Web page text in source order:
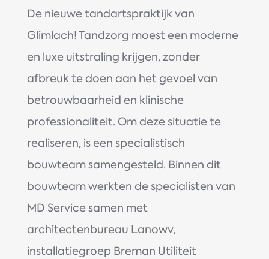
De nieuwe tandartspraktijk van
Glimlach! Tandzorg moest een moderne
en luxe uitstraling krijgen, zonder
afbreuk te doen aan het gevoel van
betrouwbaarheid en klinische
professionaliteit. Om deze situatie te
realiseren, is een specialistisch
bouwteam samengesteld. Binnen dit
bouwteam werkten de specialisten van
MD Service samen met
architectenbureau Lanowv,
installatiegroep Breman Utiliteit